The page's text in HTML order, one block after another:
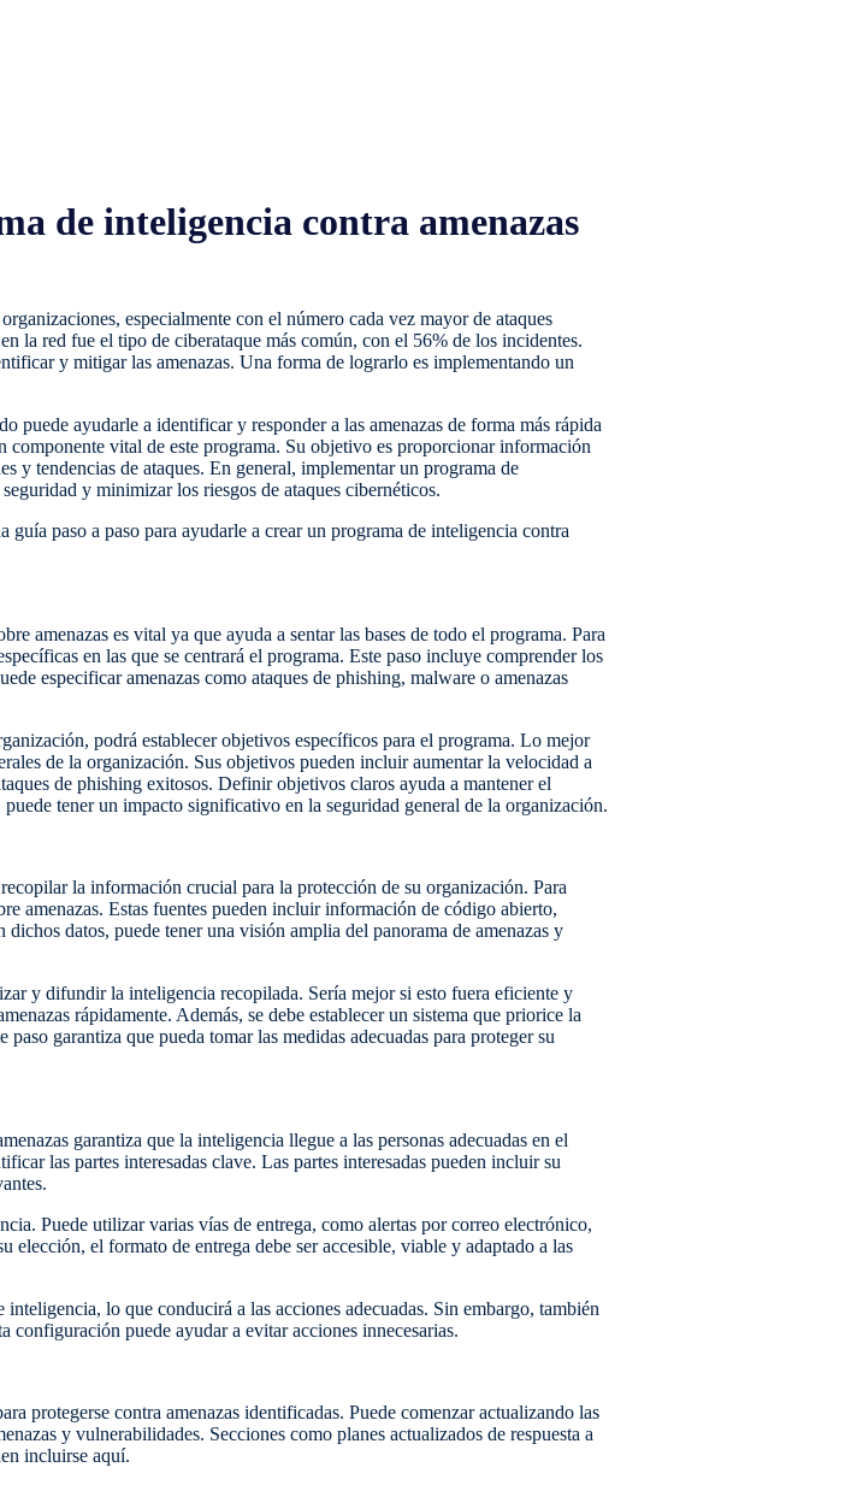
de inteligencia contra amenazas
especialmente con el número cada vez mayor de ataques
la red fue el tipo de ciberataque más común, con el 56% de los incidentes.
y mitigar las amenazas. Una forma de lograrlo es implementando un
puede ayudarle a identificar y responder a las amenazas de forma más rápida
componente vital de este programa. Su objetivo es proporcionar información
y tendencias de ataques. En general, implementar un programa de
y minimizar los riesgos de ataques cibernéticos.
paso a paso para ayudarle a crear un programa de inteligencia contra
amenazas es vital ya que ayuda a sentar las bases de todo el programa. Para
en las que se centrará el programa. Este paso incluye comprender los
especificar amenazas como ataques de phishing, malware o amenazas
podrá establecer objetivos específicos para el programa. Lo mejor
de la organización. Sus objetivos pueden incluir aumentar la velocidad a
de phishing exitosos. Definir objetivos claros ayuda a mantener el
tener un impacto significativo en la seguridad general de la organización.
la información crucial para la protección de su organización. Para
amenazas. Estas fuentes pueden incluir información de código abierto,
datos, puede tener una visión amplia del panorama de amenazas y
y difundir la inteligencia recopilada. Sería mejor si esto fuera eficiente y
rápidamente. Además, se debe establecer un sistema que priorice la
garantiza que pueda tomar las medidas adecuadas para proteger su
garantiza que la inteligencia llegue a las personas adecuadas en el
las partes interesadas clave. Las partes interesadas pueden incluir su
Puede utilizar varias vías de entrega, como alertas por correo electrónico,
el formato de entrega debe ser accesible, viable y adaptado a las
lo que conducirá a las acciones adecuadas. Sin embargo, también
configuración puede ayudar a evitar acciones innecesarias.
protegerse contra amenazas identificadas. Puede comenzar actualizando las
y vulnerabilidades. Secciones como planes actualizados de respuesta a
incluirse aquí.